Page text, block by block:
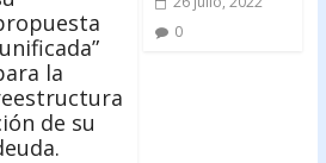
la
de su
0